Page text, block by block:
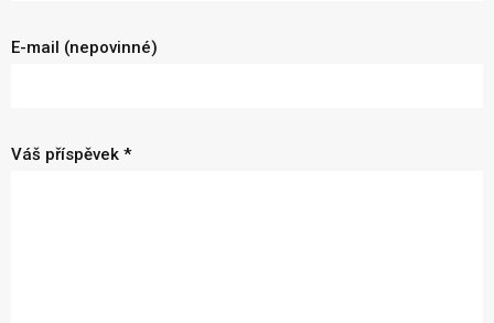
E-mail (nepovinné)
Váš příspěvek *